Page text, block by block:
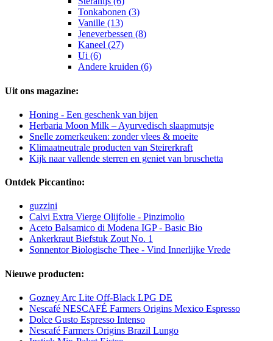
Tonkabonen (3)
Vanille (13)
Jeneverbessen (8)
Kaneel (27)
Ui (6)
Andere kruiden (6)
Uit ons magazine:
Honing - Een geschenk van bijen
Herbaria Moon Milk – Ayurvedisch slaapmutsje
Snelle zomerkeuken: zonder vlees & moeite
Klimaatneutrale producten van Steirerkraft
Kijk naar vallende sterren en geniet van bruschetta
Ontdek Piccantino:
guzzini
Calvi Extra Vierge Olijfolie - Pinzimolio
Aceto Balsamico di Modena IGP - Basic Bio
Ankerkraut Biefstuk Zout No. 1
Sonnentor Biologische Thee - Vind Innerlijke Vrede
Nieuwe producten:
Gozney Arc Lite Off-Black LPG DE
Nescafé NESCAFÉ Farmers Origins Mexico Espresso
Dolce Gusto Espresso Intenso
Nescafé Farmers Origins Brazil Lungo